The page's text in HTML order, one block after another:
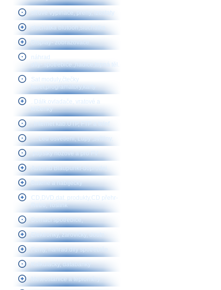
síťové vypínače, prehy, izostaty
sluchátka blutooh,sluchátka
Display- zobrazovače.
náhrad
díly-.spotřebiče.,hadice,topná těl.
Sat moduly,čtečky
karet,programátory,karty
. Dálk.ovladače, vratové a
klíčenky
. internet kab.UTP, FTP a telef
.....Led osvětlení, Lupy ,svítilny,
.pojistky nožové a pro FV
Autorád Blaupunkt-doprodej
Baterie a nabíječky
CD,DVD,dat. produkty,CD přehr-
Retro, Toslink
Domácí spotřebiče,
Elektronky, žárovičky, doutn.
Ferity, náhrad.díly spotřebiče
Kalkulačky, databanky
Meteostanice a teploměry